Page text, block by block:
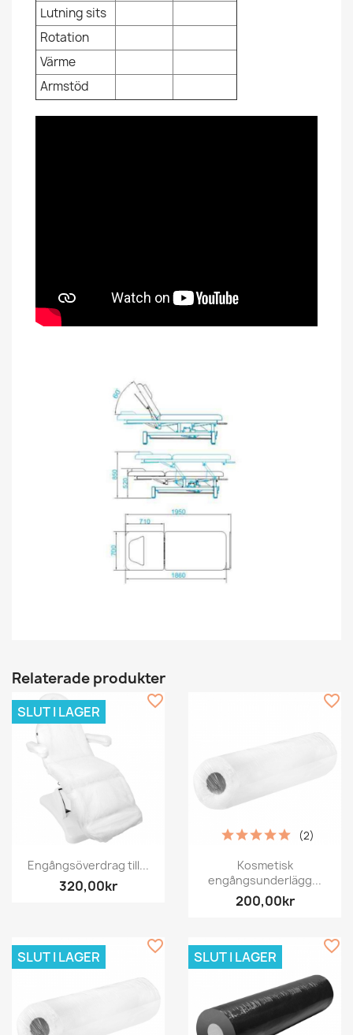
Lutning sits
Rotation
Värme
Armstöd
Relaterade produkter
Engångsöverdrag till...
320,00kr
SLUT I LAGER
favorite_border
Kosmetisk
engångsunderlägg...
200,00kr
(2)
favorite_border
SLUT I LAGER
favorite_border
SLUT I LAGER
favorite_border